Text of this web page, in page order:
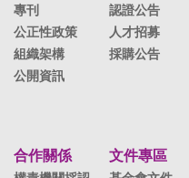
專刊
公正性政策
組織架構
公開資訊
認證公告
人才招募
採購公告
合作關係 文件專區